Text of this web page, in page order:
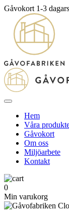
Gåvokort 1-3
Hem
Våra
Gåvokort
Om oss
Miljöarbete
Kontakt
0
Min varukorg